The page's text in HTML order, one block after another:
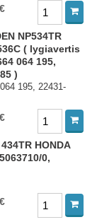
NP534TR
( lygiavertis
064 195,
)
195, 22431-
HONDA
0,